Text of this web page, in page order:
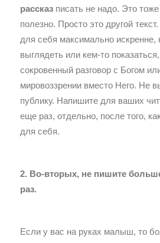
рассказписать не надо. Это
полезно. Просто это другой
для себя максимально искренне,
выглядеть или кем-то
сокровенный разговор с Богом
мировоззрении вместо Него. Не
публику. Напишите для ваших
еще раз, отдельно, после того,
для себя.
2. Во-вторых, не пишите
раз.
Если у вас на руках малыш, то